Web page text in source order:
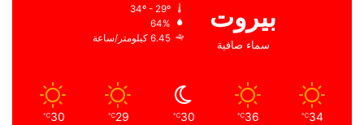
بيروت
سماء صافية
64%
6.45 كيلومتر/ساعة
34
℃
36
℃
30
℃
29
℃
30
℃